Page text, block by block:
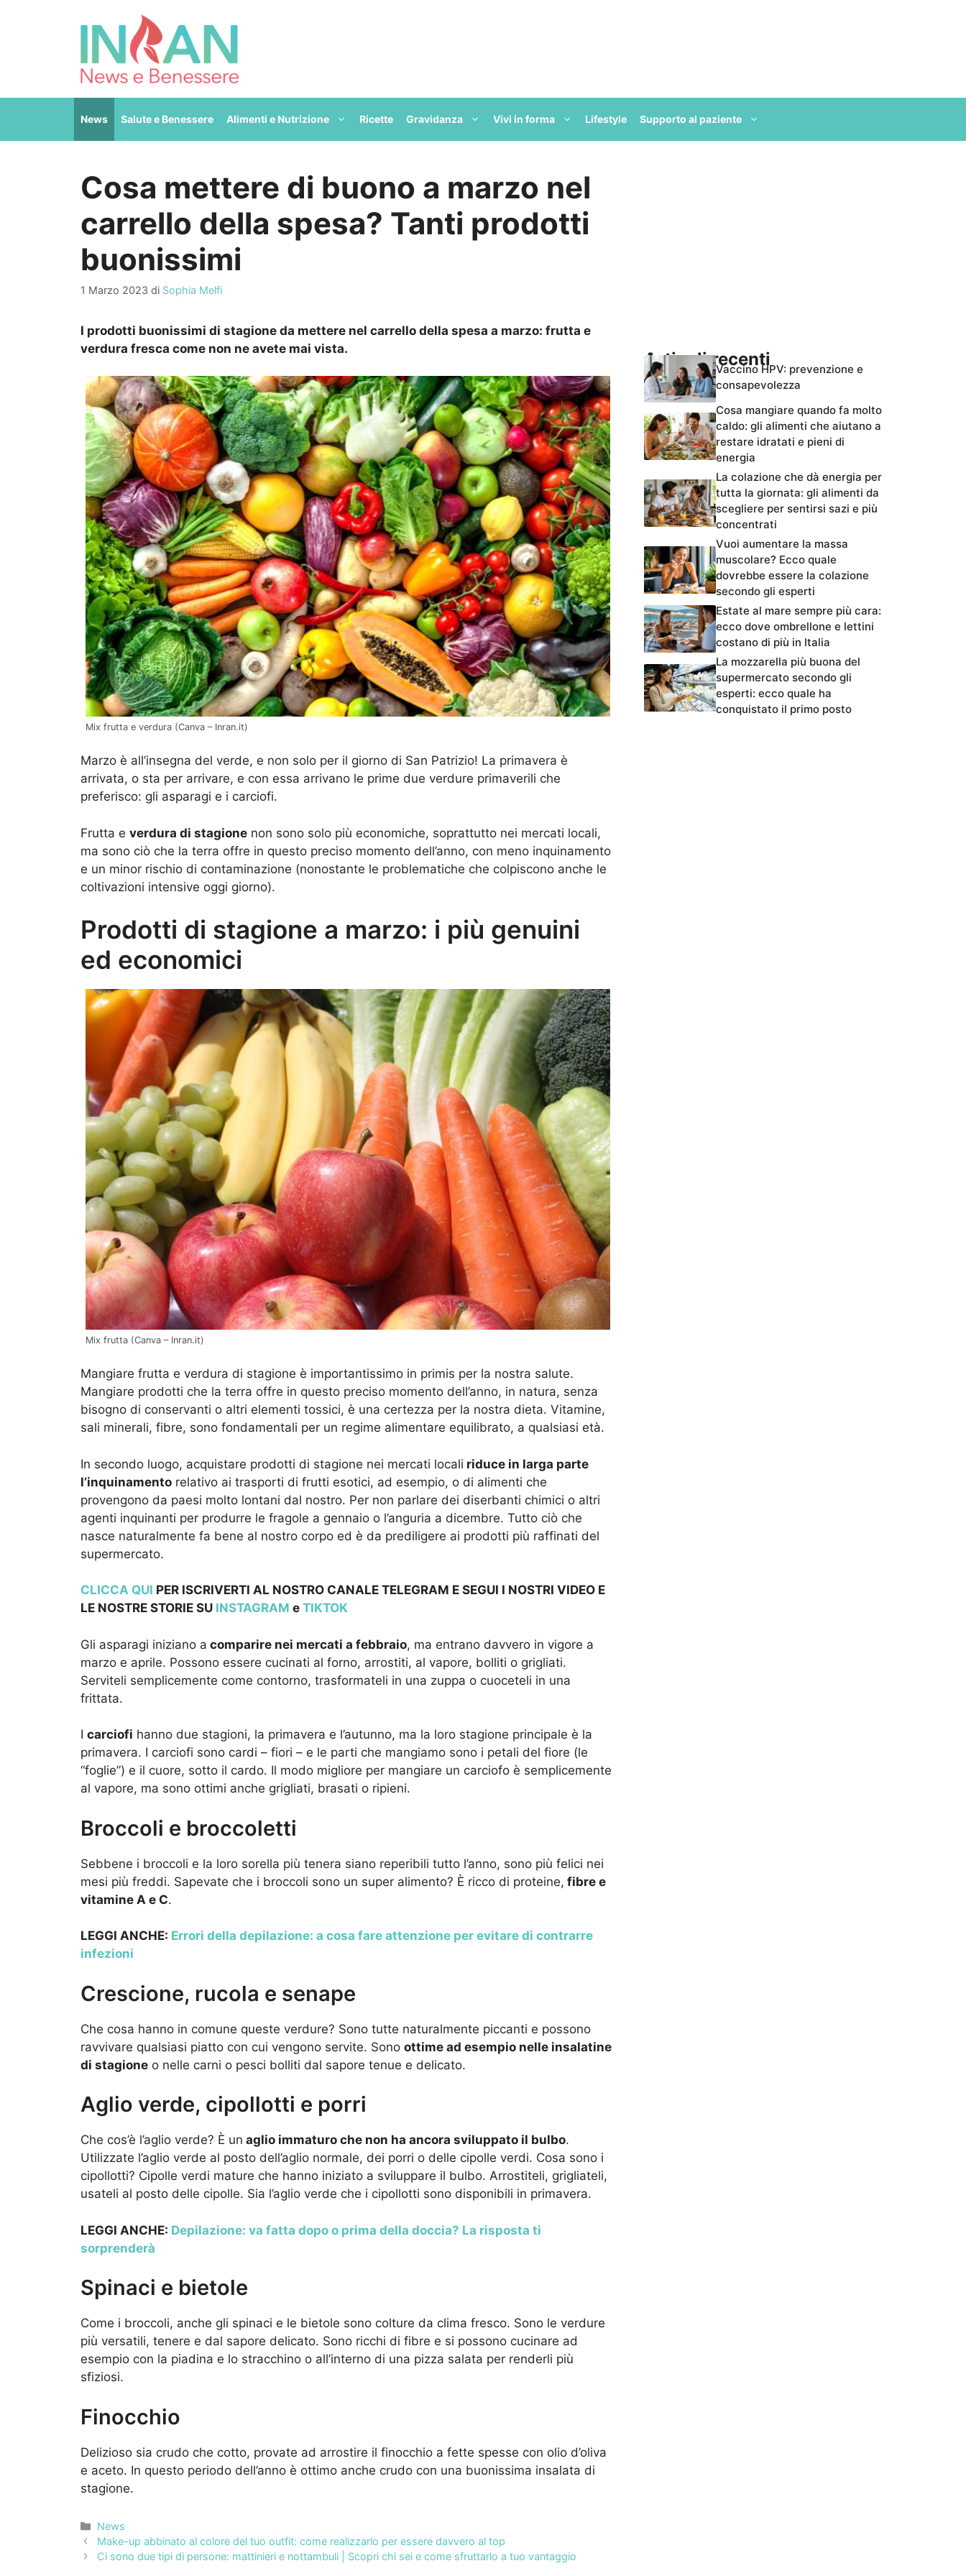
News Salute e Benessere Alimenti e Nutrizione Ricette Gravidanza Vivi in forma Lifestyle Supporto al paziente
Cosa mettere di buono a marzo nel
carrello della spesa? Tanti prodotti
buonissimi
1 Marzo 2023 di Sophia Melfi
I prodotti buonissimi di stagione da mettere nel carrello della spesa a marzo: frutta e
verdura fresca come non ne avete mai vista.
Mix frutta e verdura (Canva – Inran.it)
Marzo è all’insegna del verde, e non solo per il giorno di San Patrizio! La primavera è
arrivata, o sta per arrivare, e con essa arrivano le prime due verdure primaverili che
preferisco: gli asparagi e i carciofi.
Frutta e verdura di stagione non sono solo più economiche, soprattutto nei mercati locali,
ma sono ciò che la terra offre in questo preciso momento dell’anno, con meno inquinamento
e un minor rischio di contaminazione (nonostante le problematiche che colpiscono anche le
coltivazioni intensive oggi giorno).
Prodotti di stagione a marzo: i più genuini
ed economici
Mix frutta (Canva – Inran.it)
Mangiare frutta e verdura di stagione è importantissimo in primis per la nostra salute.
Mangiare prodotti che la terra offre in questo preciso momento dell’anno, in natura, senza
bisogno di conservanti o altri elementi tossici, è una certezza per la nostra dieta. Vitamine,
sali minerali, fibre, sono fondamentali per un regime alimentare equilibrato, a qualsiasi età.
In secondo luogo, acquistare prodotti di stagione nei mercati locali riduce in larga parte
l’inquinamento relativo ai trasporti di frutti esotici, ad esempio, o di alimenti che
provengono da paesi molto lontani dal nostro. Per non parlare dei diserbanti chimici o altri
agenti inquinanti per produrre le fragole a gennaio o l’anguria a dicembre. Tutto ciò che
nasce naturalmente fa bene al nostro corpo ed è da prediligere ai prodotti più raffinati del
supermercato.
CLICCA QUI PER ISCRIVERTI AL NOSTRO CANALE TELEGRAM E SEGUI I NOSTRI VIDEO E
LE NOSTRE STORIE SU INSTAGRAM e TIKTOK
Gli asparagi iniziano a comparire nei mercati a febbraio, ma entrano davvero in vigore a
marzo e aprile. Possono essere cucinati al forno, arrostiti, al vapore, bolliti o grigliati.
Serviteli semplicemente come contorno, trasformateli in una zuppa o cuoceteli in una
frittata.
I carciofi hanno due stagioni, la primavera e l’autunno, ma la loro stagione principale è la
primavera. I carciofi sono cardi – fiori – e le parti che mangiamo sono i petali del fiore (le
“foglie”) e il cuore, sotto il cardo. Il modo migliore per mangiare un carciofo è semplicemente
al vapore, ma sono ottimi anche grigliati, brasati o ripieni.
Broccoli e broccoletti
Sebbene i broccoli e la loro sorella più tenera siano reperibili tutto l’anno, sono più felici nei
mesi più freddi. Sapevate che i broccoli sono un super alimento? È ricco di proteine, fibre e
vitamine A e C.
LEGGI ANCHE: Errori della depilazione: a cosa fare attenzione per evitare di contrarre
infezioni
Crescione, rucola e senape
Che cosa hanno in comune queste verdure? Sono tutte naturalmente piccanti e possono
ravvivare qualsiasi piatto con cui vengono servite. Sono ottime ad esempio nelle insalatine
di stagione o nelle carni o pesci bolliti dal sapore tenue e delicato.
Aglio verde, cipollotti e porri
Che cos’è l’aglio verde? È un aglio immaturo che non ha ancora sviluppato il bulbo.
Utilizzate l’aglio verde al posto dell’aglio normale, dei porri o delle cipolle verdi. Cosa sono i
cipollotti? Cipolle verdi mature che hanno iniziato a sviluppare il bulbo. Arrostiteli, grigliateli,
usateli al posto delle cipolle. Sia l’aglio verde che i cipollotti sono disponibili in primavera.
LEGGI ANCHE: Depilazione: va fatta dopo o prima della doccia? La risposta ti
sorprenderà
Spinaci e bietole
Come i broccoli, anche gli spinaci e le bietole sono colture da clima fresco. Sono le verdure
più versatili, tenere e dal sapore delicato. Sono ricchi di fibre e si possono cucinare ad
esempio con la piadina e lo stracchino o all’interno di una pizza salata per renderli più
sfiziosi.
Finocchio
Delizioso sia crudo che cotto, provate ad arrostire il finocchio a fette spesse con olio d’oliva
e aceto. In questo periodo dell’anno è ottimo anche crudo con una buonissima insalata di
stagione.
Categorie
News
Make-up abbinato al colore del tuo outfit: come realizzarlo per essere davvero al top
Ci sono due tipi di persone: mattinieri e nottambuli | Scopri chi sei e come sfruttarlo a tuo vantaggio
Articoli recentiVaccino HPV: prevenzione e
consapevolezza
Cosa mangiare quando fa molto
caldo: gli alimenti che aiutano a
restare idratati e pieni di
energia
La colazione che dà energia per
tutta la giornata: gli alimenti da
scegliere per sentirsi sazi e più
concentrati
Vuoi aumentare la massa
muscolare? Ecco quale
dovrebbe essere la colazione
secondo gli esperti
Estate al mare sempre più cara:
ecco dove ombrellone e lettini
costano di più in Italia
La mozzarella più buona del
supermercato secondo gli
esperti: ecco quale ha
conquistato il primo posto